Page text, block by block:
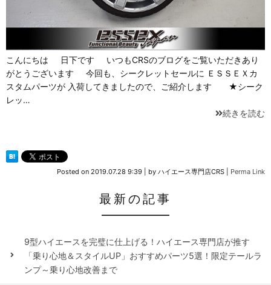
こんにちは 日下です いつもCRSのブログをご覧いただきあり
がとうございます 今回も、シークレットセールに ＥＳＳＥＸカ
スタムパーツが 入荷してきましたので、ご紹介します ★シーク
レッ…
続きを読む
Posted on 2019.07.28 9:39 by ハイエース専門店CRS Perma Link
最新の記事
9型ハイエースを完璧に仕上げる！ハイエース専門店が推す
「乗り心地＆スタイルUP」おすすめパーツ5選！限定テールラ
ンプ～乗り心地改善まで